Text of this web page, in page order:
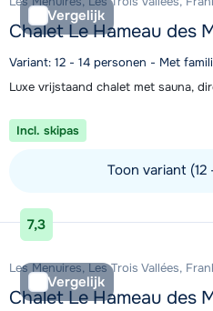
Vergelijk
Chalet Le Hameau des
Variant: 12 - 14 personen - Met
Luxe vrijstaand chalet met sauna,
Incl. skipas
Toon variant (12
Bekijk accommodatie
7,3
Vergelijk
Les Menuires, Les Trois Vallées,
Chalet Le Hameau des